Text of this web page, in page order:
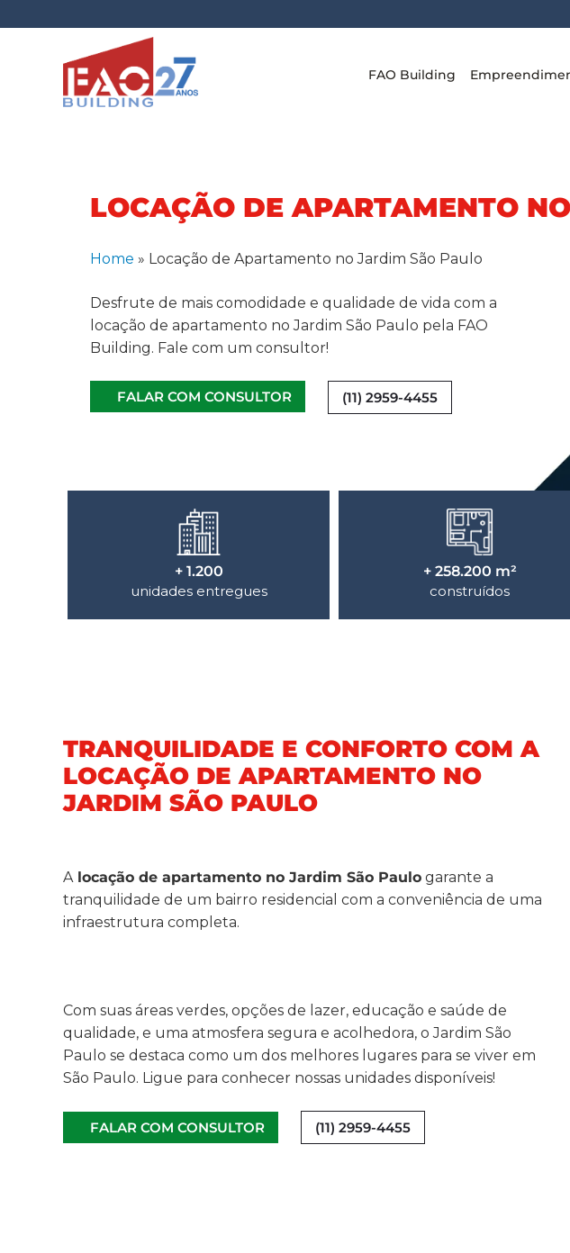
FAO Building
LOCAÇÃO DE APARTAMENTO
Home » Locação de Apartamento no Jardim São Paulo
Desfrute de mais comodidade e qualidade de vida com a
locação de apartamento no Jardim São Paulo pela FAO
Building. Fale com um consultor!
FALAR COM CONSULTOR (11) 2959-4455
+ 1.200
unidades entregues
+ 258.200 m²
construídos
TRANQUILIDADE E CONFORTO COM A
LOCAÇÃO DE APARTAMENTO NO
JARDIM SÃO PAULO
Alocação de apartamento no Jardim São Paulo garante a
tranquilidade de um bairro residencial com a conveniência de uma
infraestrutura completa.
Com suas áreas verdes, opções de lazer, educação e saúde de
qualidade, e uma atmosfera segura e acolhedora, o Jardim São
Paulo se destaca como um dos melhores lugares para se viver em
São Paulo. Ligue para conhecer nossas unidades disponíveis!
FALAR COM CONSULTOR (11) 2959-4455